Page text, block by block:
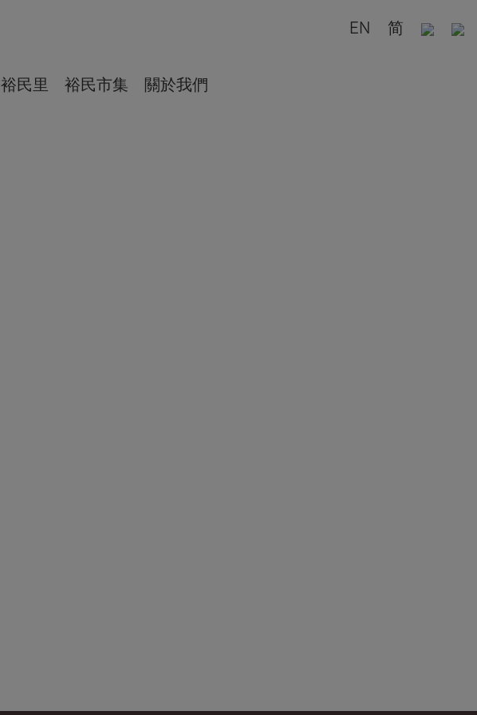
EN 简
裕民里 裕民市集 關於我們